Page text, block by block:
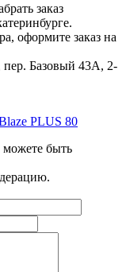
заказ
оформите заказ на
пер. Базовый 43А, 2-
PLUS 80
можете быть